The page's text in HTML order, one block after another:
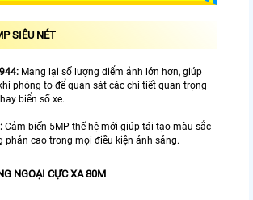
SIÊU NÉT
Mang lại số lượng điểm ảnh lớn hơn, giúp
phóng to để quan sát các chi tiết quan trọng
biển số xe.
Cảm biến 5MP thế hệ mới giúp tái tạo màu sắc
phản cao trong mọi điều kiện ánh sáng.
NGOẠI CỰC XA 80M